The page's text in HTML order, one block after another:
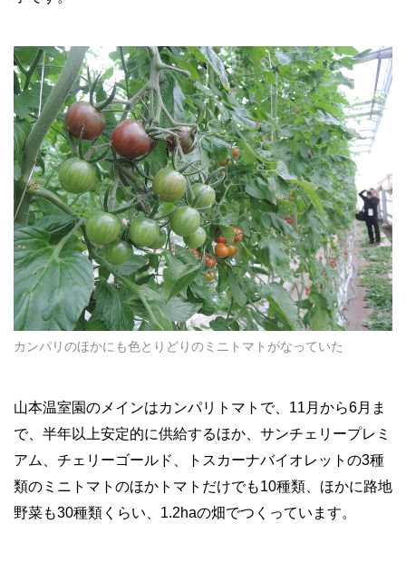
カンパリのほかにも色とりどりのミニトマトがなっていた
山本温室園のメインはカンパリトマトで、11月から6月ま
で、半年以上安定的に供給するほか、サンチェリープレミ
アム、チェリーゴールド、トスカーナバイオレットの3種
類のミニトマトのほかトマトだけでも10種類、ほかに路地
野菜も30種類くらい、1.2haの畑でつくっています。